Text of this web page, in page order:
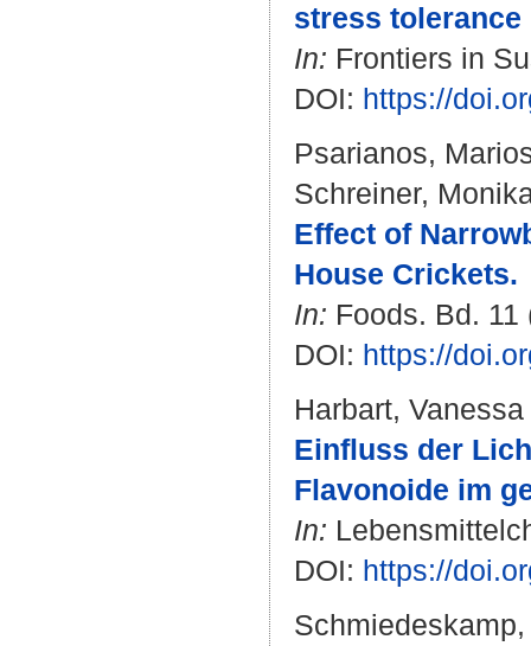
stress
In: Frontiers in
DOI: https://
Psarianos,
Schreiner,
Effect of
House Crickets.
In: Foods. Bd.
DOI: https://
Harbart, Vanessa
Einfluss der
Flavonoide im
In:
DOI: https://